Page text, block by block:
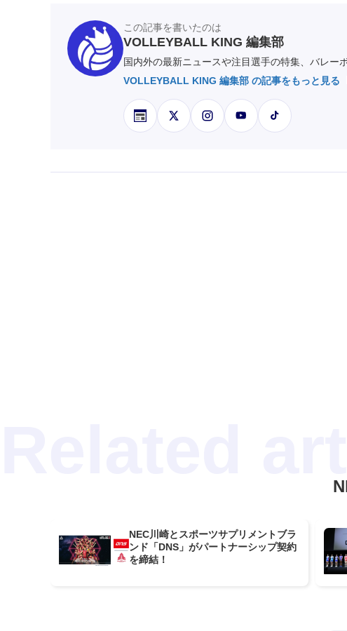
この記事を書いたのは
VOLLEYBALL KING 編集部
国内外の最新ニュースや注目選手の特集、バレー
VOLLEYBALL KING 編集部 の記事をもっと見る
NEC川崎とスポーツサプリメントブラ
ンド「DNS」がパートナーシップ契約
を締結！